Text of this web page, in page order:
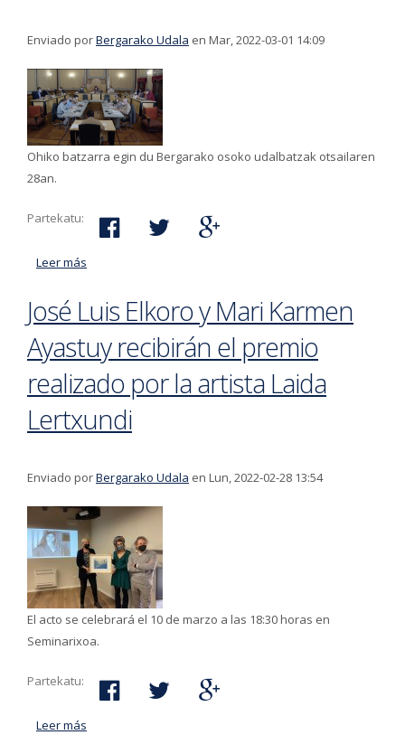
Enviado porBergarako Udala en Mar, 2022-03-01 14:09
Ohiko batzarra egin du Bergarako osoko udalbatzak otsailaren
28an.
Partekatu:
Leer más
du udalbatzak
José Luis Elkoro y Mari Karmen
Ayastuy recibirán el premio
realizado por la artista Laida
Lertxundi
Enviado porBergarako Udala en Lun, 2022-02-28 13:54
El acto se celebrará el 10 de marzo a las 18:30 horas en
Seminarixoa.
Partekatu:
Leer más